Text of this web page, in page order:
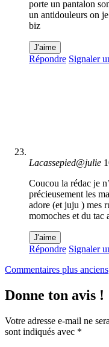
porte un pantalon
un antidouleurs on
biz
J'aime
Répondre Signaler
Lacassepied@julie
Coucou la rédac je
précieusement les
adore (et juju ) mes
momoches et du tac
J'aime
Répondre Signaler
Navigation
dans
les
commentaires
Commentaires plus anciens
Donne ton avis !
Votre adresse e-mail ne
sont indiqués avec *